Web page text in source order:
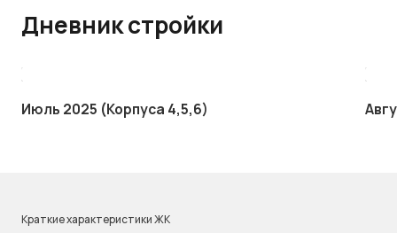
Дневник стройки
Июль 2025 (Корпуса 4,5,6)
Краткие характеристики ЖК